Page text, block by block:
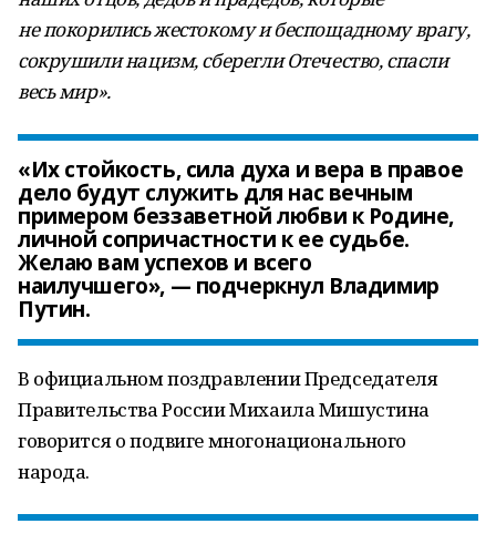
не покорились жестокому и беспощадному врагу,
сокрушили нацизм, сберегли Отечество, спасли
весь мир».
«Их стойкость, сила духа и вера в правое
дело будут служить для нас вечным
примером беззаветной любви к Родине,
личной сопричастности к ее судьбе.
Желаю вам успехов и всего
наилучшего», — подчеркнул Владимир
Путин.
В официальном поздравлении Председателя
Правительства России Михаила Мишустина
говорится о подвиге многонационального
народа.